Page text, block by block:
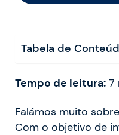
Tabela de
Tempo de leitura: 7
Falámos muito
Com o objetivo de